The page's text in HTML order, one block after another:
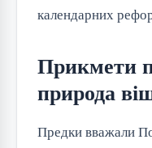
календарних
Прикмети
природа
Предки вважали